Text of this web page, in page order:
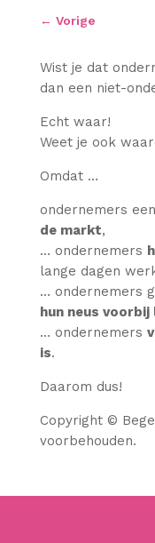
← Vorige
Wist je dat
dan een niet-
Echt waar!
Weet je ook
Omdat …
ondernemers
de markt,
… ondernemers
lange dagen
… ondernemers
hun neus voorbij
… ondernemers
is.
Daarom dus!
Copyright ©
voorbehouden.